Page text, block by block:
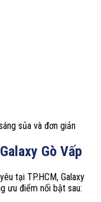
sủa và đơn giản
Gò Vấp
tại TP.HCM, Galaxy
ưu điểm nổi bật sau: